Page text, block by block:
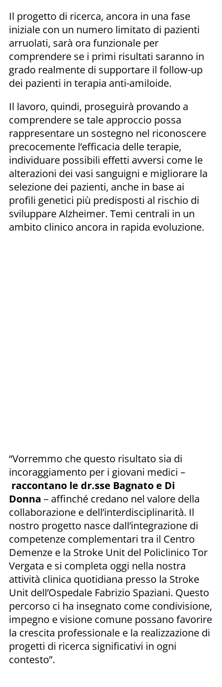
Il progetto di ricerca, ancora in una fase
iniziale con un numero limitato di pazienti
arruolati, sarà ora funzionale per
comprendere se i primi risultati saranno in
grado realmente di supportare il follow-up
dei pazienti in terapia anti-amiloide.
Il lavoro, quindi, proseguirà provando a
comprendere se tale approccio possa
rappresentare un sostegno nel riconoscere
precocemente l’efficacia delle terapie,
individuare possibili effetti avversi come le
alterazioni dei vasi sanguigni e migliorare la
selezione dei pazienti, anche in base ai
profili genetici più predisposti al rischio di
sviluppare Alzheimer. Temi centrali in un
ambito clinico ancora in rapida evoluzione.
“Vorremmo che questo risultato sia di
incoraggiamento per i giovani medici –
raccontano le dr.sse Bagnato e Di
Donna – affinché credano nel valore della
collaborazione e dell’interdisciplinarità. Il
nostro progetto nasce dall’integrazione di
competenze complementari tra il Centro
Demenze e la Stroke Unit del Policlinico Tor
Vergata e si completa oggi nella nostra
attività clinica quotidiana presso la Stroke
Unit dell’Ospedale Fabrizio Spaziani. Questo
percorso ci ha insegnato come condivisione,
impegno e visione comune possano favorire
la crescita professionale e la realizzazione di
progetti di ricerca significativi in ogni
contesto”.